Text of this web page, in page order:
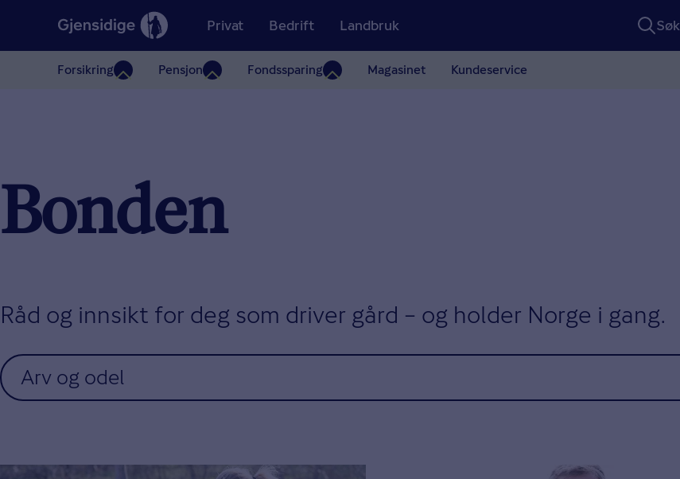
Privat
Forsikring Pensjon Fondssparing Magasinet Kundeservice
Bedrift Landbruk Søk
Bonden
Råd og innsikt for deg som driver gård – og holder Norge i gang.
Arv og odel